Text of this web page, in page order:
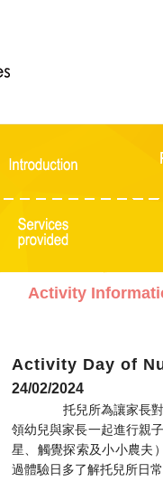
Activity
Activity Day of
24/02/2024
托兒所為讓家長對
領幼兒與家長一起進行親
星、觸覺探索及小小農夫
過體驗日多了解托兒所日